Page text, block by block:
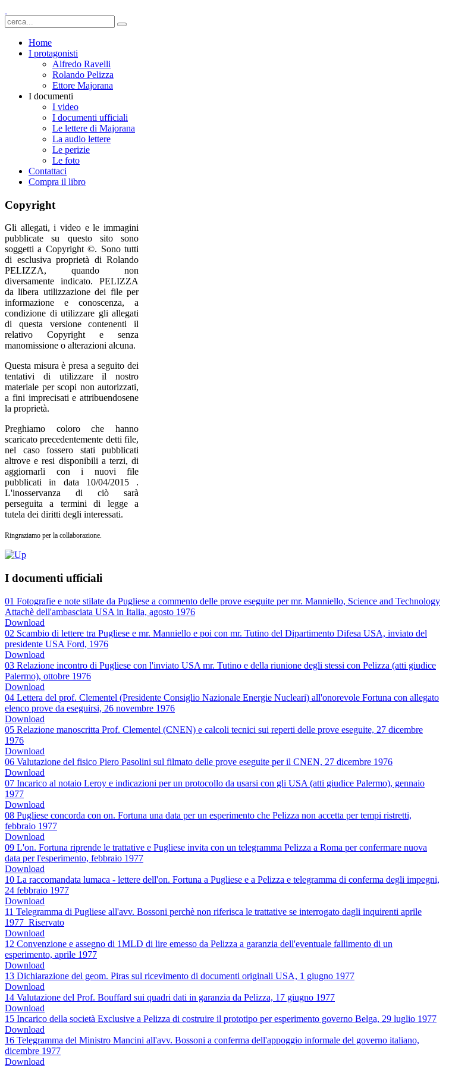
Home
I protagonisti
Alfredo Ravelli
Rolando Pelizza
Ettore Majorana
I documenti
I video
I documenti ufficiali
Le lettere di Majorana
La audio lettere
Le perizie
Le foto
Contattaci
Compra il libro
Copyright
Gli allegati, i video e le immagini
pubblicate su questo sito sono
soggetti a Copyright ©. Sono tutti
di esclusiva proprietà di Rolando
PELIZZA, quando non
diversamente indicato. PELIZZA
da libera utilizzazione dei file per
informazione e conoscenza, a
condizione di utilizzare gli allegati
di questa versione contenenti il
relativo Copyright e senza
manomissione o alterazioni alcuna.
Questa misura è presa a seguito dei
tentativi di utilizzare il nostro
materiale per scopi non autorizzati,
a fini imprecisati e attribuendosene
la proprietà.
Preghiamo coloro che hanno
scaricato precedentemente detti file,
nel caso fossero stati pubblicati
altrove e resi disponibili a terzi, di
aggiornarli con i nuovi file
pubblicati in data 10/04/2015 .
L'inosservanza di ciò sarà
perseguita a termini di legge a
tutela dei diritti degli interessati.
Ringraziamo per la collaborazione.
I documenti ufficiali
01 Fotografie e note stilate da Pugliese a commento delle prove eseguite per mr. Manniello, Science and Technology
Attachè dell'ambasciata USA in Italia, agosto 1976
Download
02 Scambio di lettere tra Pugliese e mr. Manniello e poi con mr. Tutino del Dipartimento Difesa USA, inviato del
presidente USA Ford, 1976
Download
03 Relazione incontro di Pugliese con l'inviato USA mr. Tutino e della riunione degli stessi con Pelizza (atti giudice
Palermo), ottobre 1976
Download
04 Lettera del prof. Clementel (Presidente Consiglio Nazionale Energie Nucleari) all'onorevole Fortuna con allegato
elenco prove da eseguirsi, 26 novembre 1976
Download
05 Relazione manoscritta Prof. Clementel (CNEN) e calcoli tecnici sui reperti delle prove eseguite, 27 dicembre
1976
Download
06 Valutazione del fisico Piero Pasolini sul filmato delle prove eseguite per il CNEN, 27 dicembre 1976
Download
07 Incarico al notaio Leroy e indicazioni per un protocollo da usarsi con gli USA (atti giudice Palermo), gennaio
1977
Download
08 Pugliese concorda con on. Fortuna una data per un esperimento che Pelizza non accetta per tempi ristretti,
febbraio 1977
Download
09 L'on. Fortuna riprende le trattative e Pugliese invita con un telegramma Pelizza a Roma per confermare nuova
data per l'esperimento, febbraio 1977
Download
10 La raccomandata lumaca - lettere dell'on. Fortuna a Pugliese e a Pelizza e telegramma di conferma degli impegni,
24 febbraio 1977
Download
11 Telegramma di Pugliese all'avv. Bossoni perchè non riferisca le trattative se interrogato dagli inquirenti aprile
1977_Riservato
Download
12 Convenzione e assegno di 1MLD di lire emesso da Pelizza a garanzia dell'eventuale fallimento di un
esperimento, aprile 1977
Download
13 Dichiarazione del geom. Piras sul ricevimento di documenti originali USA, 1 giugno 1977
Download
14 Valutazione del Prof. Bouffard sui quadri dati in garanzia da Pelizza, 17 giugno 1977
Download
15 Incarico della società Exclusive a Pelizza di costruire il prototipo per esperimento governo Belga, 29 luglio 1977
Download
16 Telegramma del Ministro Mancini all'avv. Bossoni a conferma dell'appoggio informale del governo italiano,
dicembre 1977
Download